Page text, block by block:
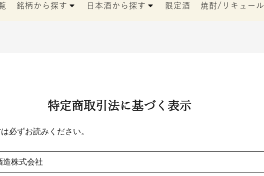
雄
銘柄から探す 日本酒から探す 限定酒 焼酎/リキュール
特定商取引法に基づく表示
必ずお読みください。
造株式会社